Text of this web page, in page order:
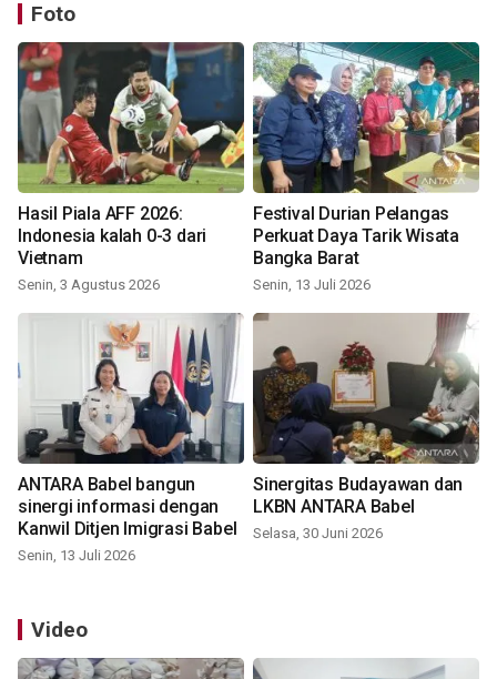
Foto
Hasil Piala AFF 2026:
Indonesia kalah 0-3 dari
Vietnam
Senin, 3 Agustus 2026
Festival Durian Pelangas
Perkuat Daya Tarik Wisata
Bangka Barat
Senin, 13 Juli 2026
ANTARA Babel bangun
sinergi informasi dengan
Kanwil Ditjen Imigrasi Babel
Senin, 13 Juli 2026
Sinergitas Budayawan dan
LKBN ANTARA Babel
Selasa, 30 Juni 2026
Video